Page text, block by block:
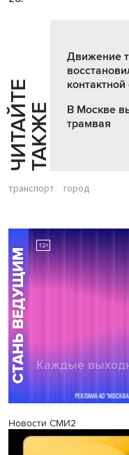
Ч
И
Т
АЙ
Т
Е
Т
А
К
ЖЕ
Движение
контактной
В Москве
трамвая
транспорт город
Новости СМИ2